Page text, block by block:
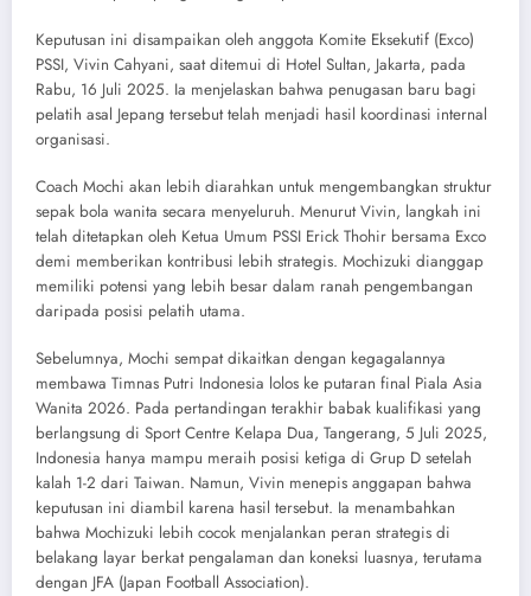
Keputusan ini disampaikan oleh anggota Komite Eksekutif (Exco)
PSSI, Vivin Cahyani, saat ditemui di Hotel Sultan, Jakarta, pada
Rabu, 16 Juli 2025. Ia menjelaskan bahwa penugasan baru bagi
pelatih asal Jepang tersebut telah menjadi hasil koordinasi internal
organisasi.
Coach Mochi akan lebih diarahkan untuk mengembangkan struktur
sepak bola wanita secara menyeluruh. Menurut Vivin, langkah ini
telah ditetapkan oleh Ketua Umum PSSI Erick Thohir bersama Exco
demi memberikan kontribusi lebih strategis. Mochizuki dianggap
memiliki potensi yang lebih besar dalam ranah pengembangan
daripada posisi pelatih utama.
Sebelumnya, Mochi sempat dikaitkan dengan kegagalannya
membawa Timnas Putri Indonesia lolos ke putaran final Piala Asia
Wanita 2026. Pada pertandingan terakhir babak kualifikasi yang
berlangsung di Sport Centre Kelapa Dua, Tangerang, 5 Juli 2025,
Indonesia hanya mampu meraih posisi ketiga di Grup D setelah
kalah 1-2 dari Taiwan. Namun, Vivin menepis anggapan bahwa
keputusan ini diambil karena hasil tersebut. Ia menambahkan
bahwa Mochizuki lebih cocok menjalankan peran strategis di
belakang layar berkat pengalaman dan koneksi luasnya, terutama
dengan JFA (Japan Football Association).